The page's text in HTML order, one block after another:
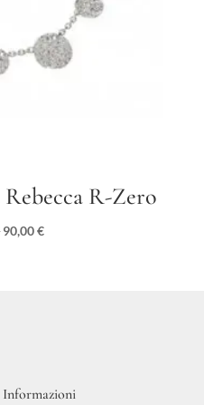
R-Zero
Il
90,00€Il
Informazioni